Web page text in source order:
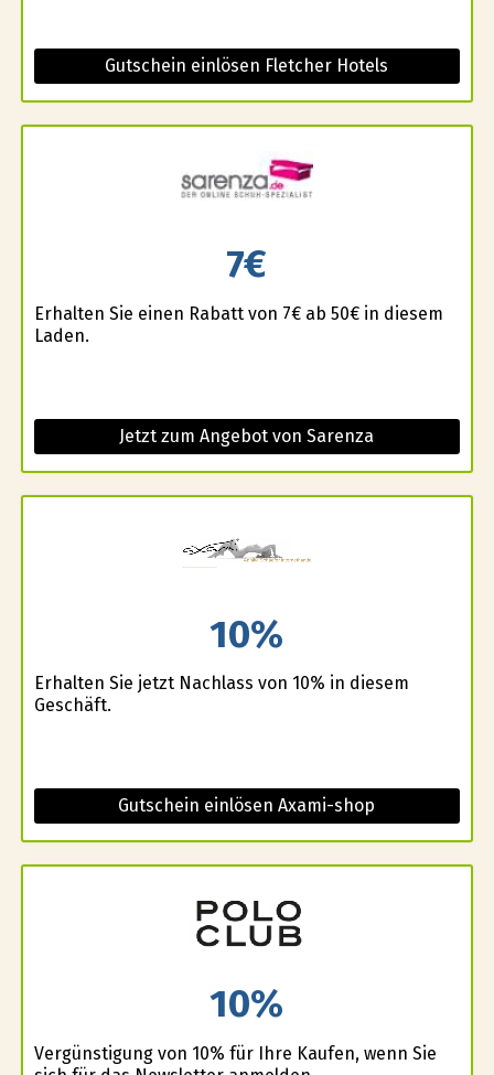
Gutschein einlösen Fletcher Hotels
7€
Erhalten Sie einen Rabatt von 7€ ab 50€ in diesem
Laden.
Jetzt zum Angebot von Sarenza
10%
Erhalten Sie jetzt Nachlass von 10% in diesem
Geschäft.
Gutschein einlösen Axami-shop
10%
Vergünstigung von 10% für Ihre Kaufen, wenn Sie